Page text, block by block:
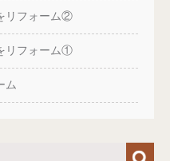
リフォーム②
リフォーム①
ム